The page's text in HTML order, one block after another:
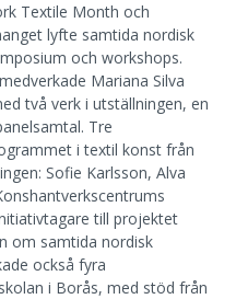
Textile Month och
lyfte samtida nordisk
och workshops.
Mariana Silva
två verk i utställningen, en
Tre
i textil konst från
Sofie Karlsson, Alva
till projektet
om samtida nordisk
också fyra
i Borås, med stöd från